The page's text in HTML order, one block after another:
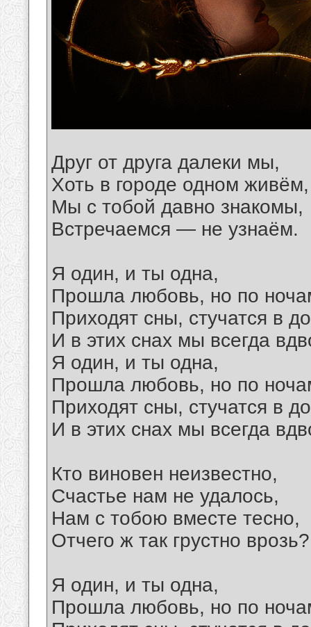
Друг от друга далеки мы,
Хоть в городе одном живём,
Мы с тобой давно знакомы,
Встречаемся — не узнаём.
Я один, и ты одна,
Прошла любовь, но по
Приходят сны, стучатся в
И в этих снах мы всегда
Я один, и ты одна,
Прошла любовь, но по
Приходят сны, стучатся в
И в этих снах мы всегда
Кто виновен неизвестно,
Счастье нам не удалось,
Нам с тобою вместе тесно,
Отчего ж так грустно
Я один, и ты одна,
Прошла любовь, но по